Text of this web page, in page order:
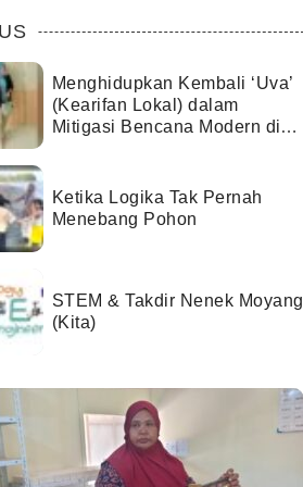
Menghidupkan Kembali ‘Uva’
(Kearifan Lokal) dalam
Mitigasi Bencana Modern di
Ketika Logika Tak Pernah
Menebang Pohon
STEM & Takdir Nenek Moyang
(Kita)